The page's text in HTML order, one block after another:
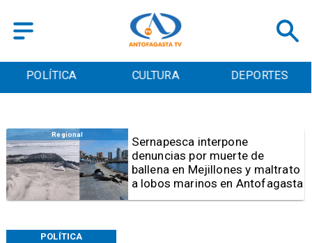
POLÍTICA CULTURA DEPORTES
POLÍTICA
Antofagasta
Fijan horarios de
funcionamiento para las
Ramadas de Antofagasta 2026